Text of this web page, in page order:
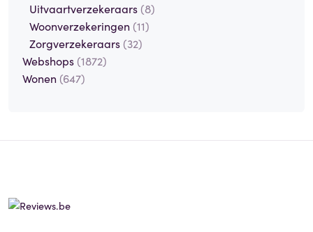
Uitvaartverzekeraars (8)
Woonverzekeringen (11)
Zorgverzekeraars (32)
Webshops (1872)
Wonen (647)